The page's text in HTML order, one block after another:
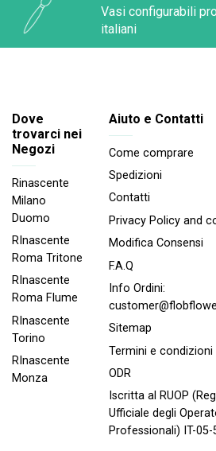
Vasi configurabili
italiani
Dove
trovarci nei
Negozi
Rinascente
Milano
Duomo
RInascente
Roma Tritone
RInascente
Roma FIume
RInascente
Torino
RInascente
Monza
Aiuto e Contatti
Come comprare
Spedizioni
Contatti
Privacy Policy and
Modifica Consensi
F.A.Q
Info Ordini:
Sitemap
Termini e condizioni
ODR
Iscritta al RUOP
Ufficiale degli
Professionali) IT-05-